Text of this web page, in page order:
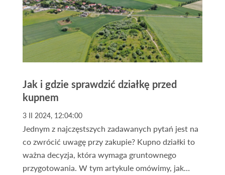
Jak i gdzie sprawdzić działkę przed
kupnem
3 II 2024, 12:04:00
Jednym z najczęstszych zadawanych pytań jest na
co zwrócić uwagę przy zakupie? Kupno działki to
ważna decyzja, która wymaga gruntownego
przygotowania. W tym artykule omówimy, jak